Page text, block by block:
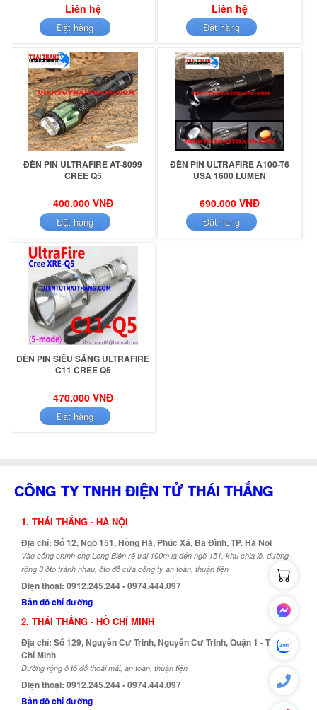
Liên hệ
Đặt hàng
Liên hệ
Đặt hàng
ĐÈN PIN ULTRAFIRE AT-8099
CREE Q5
400.000 VNĐ
Đặt hàng
ĐÈN PIN ULTRAFIRE A100-T6
USA 1600 LUMEN
690.000 VNĐ
Đặt hàng
ĐÈN PIN SIÊU SÁNG ULTRAFIRE
C11 CREE Q5
470.000 VNĐ
Đặt hàng
CÔNG TY TNHH ĐIỆN TỬ THÁI THẮNG
1. THÁI THẮNG - HÀ NỘI
Địa chỉ: Số 12, Ngõ 151, Hồng Hà, Phúc Xá, Ba Đình, TP. Hà Nội
Vào cổng chính chợ Long Biên rẽ trái 100m là đến ngõ 151, khu chia lô, đường
rộng 3 ôto tránh nhau, ôto đỗ cửa công ty an toàn, thuận tiện
Điện thoại: 0912.245.244 - 0974.444.097
Bản đồ chỉ đường
2. THÁI THẮNG - HỒ CHÍ MINH
Địa chỉ: Số 129, Nguyễn Cư Trinh, Nguyễn Cư Trinh, Quận 1 - TP. Hồ
Chí Minh
Đường rộng ô tô đỗ thoải mái, an toàn, thuận tiện
Điện thoại: 0912.245.244 - 0974.444.097
Bản đồ chỉ đường